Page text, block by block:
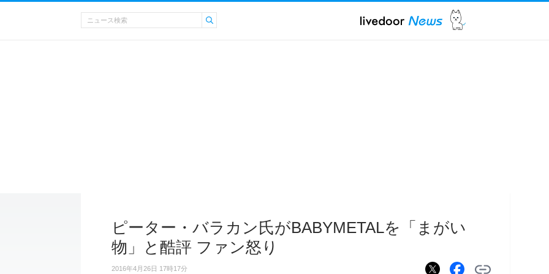
ピーター・バラカン氏がBABYMETALを「まがい
物」と酷評 ファン怒り
2016年4月26日 17時17分